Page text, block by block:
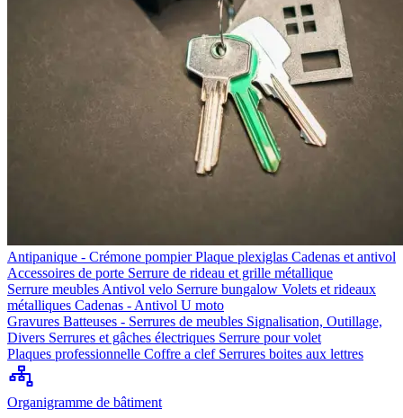
Antipanique - Crémone pompierPlaque plexiglas Cadenas et antivol
Accessoires de porte Serrure de rideau et grille métallique
Serrure meubles Antivol velo Serrure bungalow Volets et rideaux
métalliques Cadenas - Antivol U moto
Gravures Batteuses - Serrures de meubles Signalisation, Outillage,
Divers Serrures et gâches électriques Serrure pour volet
Plaques professionnelle Coffre a clef Serrures boites aux lettres
Organigramme de bâtiment